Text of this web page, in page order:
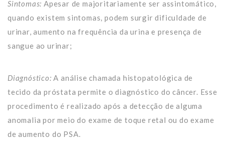
Sintomas: Apesar de majoritariamente ser assintomático,
quando existem sintomas, podem surgir dificuldade de
urinar, aumento na frequência da urina e presença de
sangue ao urinar;
Diagnóstico:A análise chamada histopatológica de
tecido da próstata permite o diagnóstico do câncer. Esse
procedimento é realizado após a detecção de alguma
anomalia por meio do exame de toque retal ou do exame
de aumento do PSA.